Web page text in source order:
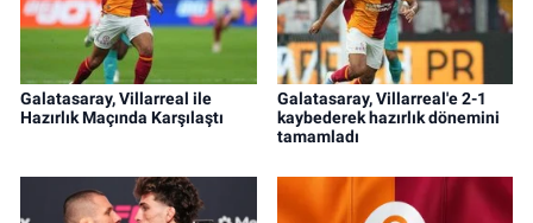
Galatasaray, Villarreal ile
Hazırlık Maçında Karşılaştı
Galatasaray, Villarreal'e 2-1
kaybederek hazırlık dönemini
tamamladı